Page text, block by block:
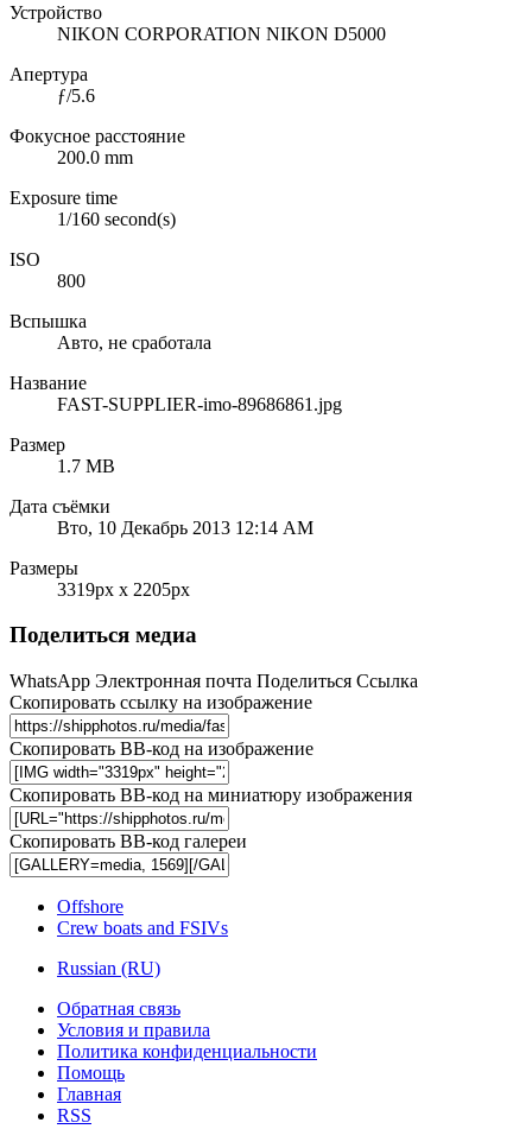
Устройство
NIKON CORPORATION NIKON D5000
Апертура
ƒ/5.6
Фокусное расстояние
200.0 mm
Exposure time
1/160 second(s)
ISO
800
Вспышка
Авто, не сработала
Название
FAST-SUPPLIER-imo-89686861.jpg
Размер
1.7 MB
Дата съёмки
Вто, 10 Декабрь 2013 12:14 AM
Размеры
3319px x 2205px
Поделиться медиа
WhatsApp Электронная почта Поделиться Ссылка
Скопировать ссылку на изображение
Скопировать BB-код на изображение
Скопировать BB-код на миниатюру изображения
Скопировать BB-код галереи
Offshore
Crew boats and FSIVs
Russian (RU)
Обратная связь
Условия и правила
Политика конфиденциальности
Помощь
Главная
RSS